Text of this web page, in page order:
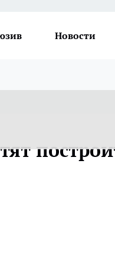
Новости